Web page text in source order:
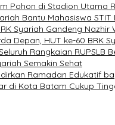
Pohon di Stadion Utama
Bantu Mahasiswa
Syariah Gandeng
Depan, HUT ke-60 BRK
Rangkaian RUPSLB
Semakin Sehat
Ramadan Edukatif
di Kota Batam Cukup